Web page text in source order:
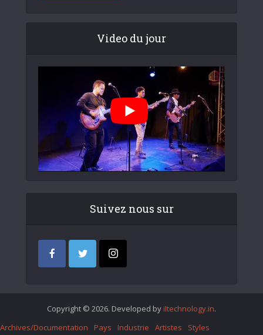
Video du jour
Suivez nous sur
Copyright © 2026. Developed by iItechnology.in.
Archives/Documentation
Pays Industrie Artistes
Styles